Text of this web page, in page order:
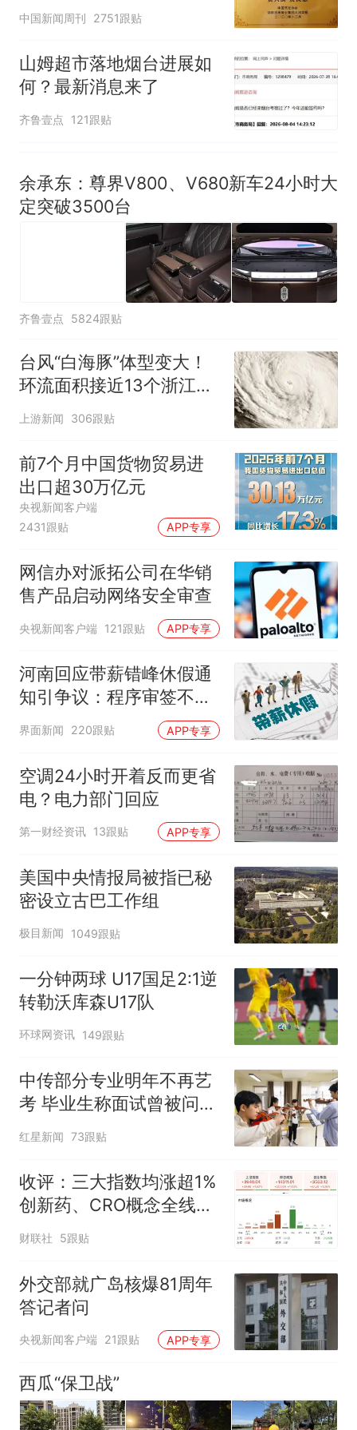
官方回应
中国新闻周刊 2751跟贴
山姆超市落地烟台进展如
何？最新消息来了
齐鲁壹点 121跟贴
余承东：尊界V800、V680新车24小时大
定突破3500台
齐鲁壹点 5824跟贴
台风“白海豚”体型变大！
环流面积接近13个浙江那
么大
上游新闻 306跟贴
前7个月中国货物贸易进
出口超30万亿元
央视新闻客户端
2431跟贴
APP专享
网信办对派拓公司在华销
售产品启动网络安全审查
央视新闻客户端 121跟贴 APP专享
河南回应带薪错峰休假通
知引争议：程序审签不规
范，待修改后予以印发
界面新闻 220跟贴 APP专享
空调24小时开着反而更省
电？电力部门回应
第一财经资讯 13跟贴 APP专享
美国中央情报局被指已秘
密设立古巴工作组
极目新闻 1049跟贴
一分钟两球 U17国足2:1逆
转勒沃库森U17队
环球网资讯 149跟贴
中传部分专业明年不再艺
考 毕业生称面试曾被问
“如何策划晚会” 专家：遏
红星新闻 73跟贴
收评：三大指数均涨超1%
创新药、CRO概念全线走
强
财联社 5跟贴
外交部就广岛核爆81周年
答记者问
央视新闻客户端 21跟贴 APP专享
西瓜“保卫战”